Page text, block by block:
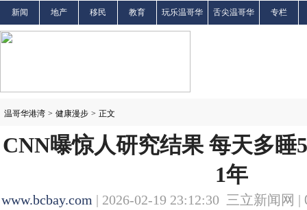
新闻 地产 移民 教育 玩乐温哥华 舌尖温哥华 专栏
温哥华港湾 > 健康漫步 > 正文
CNN曝惊人研究结果 每天多睡
1年
www.bcbay.com | 2026-02-19 23:12:30 三立新闻网 |